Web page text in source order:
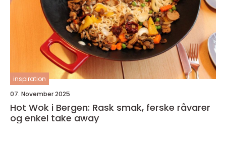
inspiration
07. November 2025
Hot Wok i Bergen: Rask smak, ferske råvarer
og enkel take away